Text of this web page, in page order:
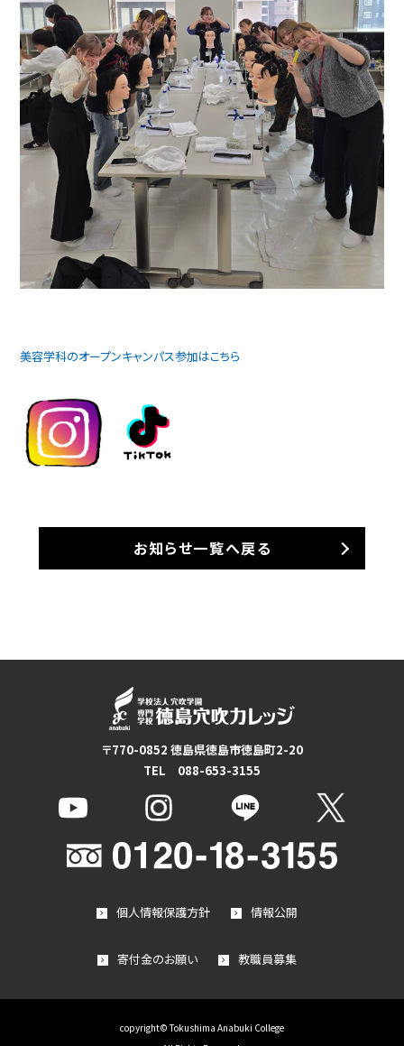
美容学科のオープンキャンパス参加はこちら
お知らせ一覧へ戻る
〒770-0852 徳島県徳島市徳島町2-20
TEL 088-653-3155
個人情報保護方針 情報公開
寄付金のお願い 教職員募集
copyright© Tokushima Anabuki College